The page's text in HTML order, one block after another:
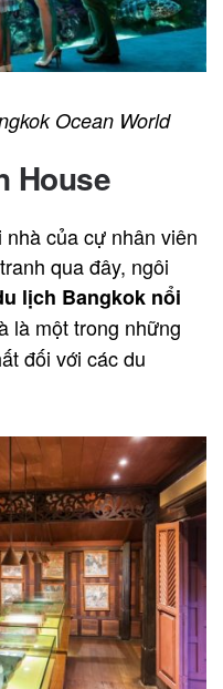
Ocean World
House
của cự nhân viên
qua đây, ngôi
lịch Bangkok nổi
là một trong những
đối với các du